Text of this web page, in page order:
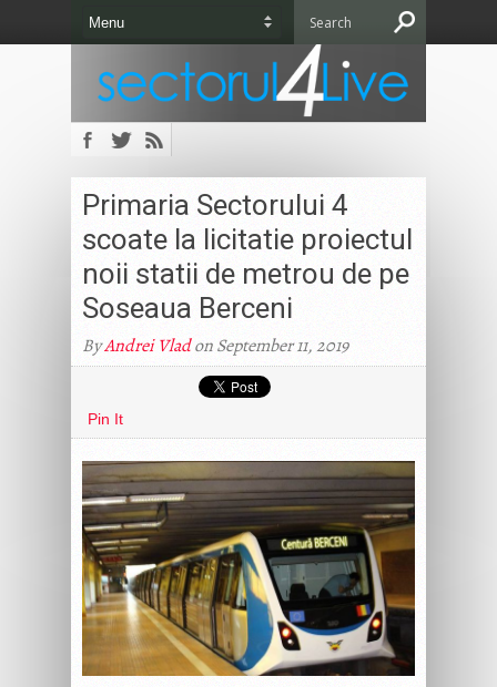
Primaria Sectorului 4
scoate la licitatie proiectul
noii statii de metrou de pe
Soseaua Berceni
ByAndrei Vladon September 11, 2019
Pin It